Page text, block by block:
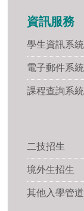
資訊服務
學生資訊系統
電子郵件系統
課程查詢系統
二技招生
境外生招生
其他入學管道